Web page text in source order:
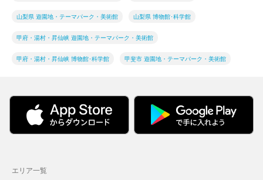
山梨県 遊園地・テーマパーク・美術館 山梨県 博物館･科学館
甲府・湯村・昇仙峡 遊園地・テーマパーク・美術館
甲府・湯村・昇仙峡 博物館･科学館 甲斐市 遊園地・テーマパーク・美術館
エリア一覧